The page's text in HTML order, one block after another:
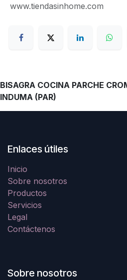
www.tiendasinhome.com
BISAGRA COCINA PARCHE
INDUMA (PAR)
Enlaces útiles
Inicio
Sobre nosotros
Productos
Servicios
Legal
Contáctenos
Sobre nosotros